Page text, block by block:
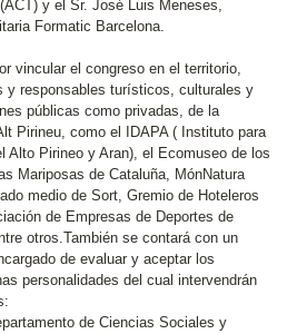
y el Sr. José Luis Meneses,
Formatic Barcelona.
vincular el congreso en el territorio,
y responsables turísticos, culturales y
públicas como privadas, de la
Pirineu, como el IDAPA ( Instituto para
Alto Pirineo y Aran), el Ecomuseo de los
Mariposas de Cataluña, MónNatura
medio de Sort, Gremio de Hoteleros
de Empresas de Deportes de
otros.También se contará con un
de evaluar y aceptar los
personalidades del cual intervendrán
de Ciencias Sociales y